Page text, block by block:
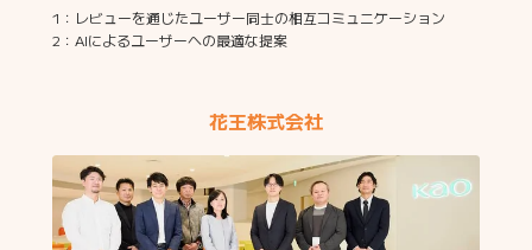
1：レビューを通じたユーザー同士の相互コミュニケーション
2：AIによるユーザーへの最適な提案
花王株式会社